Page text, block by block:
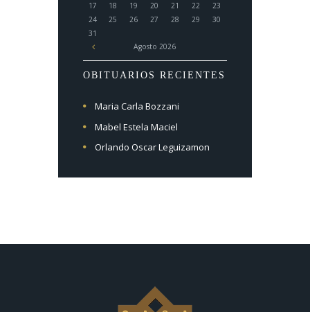
Agosto 2026
17
18 19 20 21 22
23
24
25 26 27 28 29
30
31
OBITUARIOS RECIENTES
Maria Carla Bozzani
Mabel Estela Maciel
Orlando Oscar Leguizamon